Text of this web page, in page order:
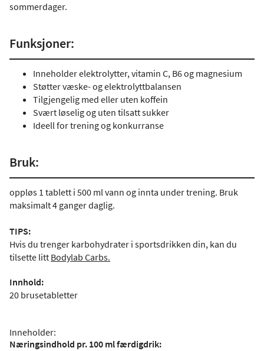
sommerdager.
Funksjoner:
Inneholder elektrolytter, vitamin C, B6 og magnesium
Støtter væske- og elektrolyttbalansen
Tilgjengelig med eller uten koffein
Svært løselig og uten tilsatt sukker
Ideell for trening og konkurranse
Bruk:
oppløs 1 tablett i 500 ml vann og innta under trening. Bruk
maksimalt 4 ganger daglig.
TIPS:
Hvis du trenger karbohydrater i sportsdrikken din, kan du
tilsette litt Bodylab Carbs.
Innhold:
20 brusetabletter
Inneholder:
Næringsindhold pr. 100 ml færdigdrik: